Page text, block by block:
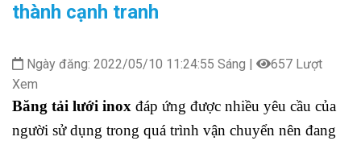
thành cạnh tranh
Ngày đăng: 2022/05/10 11:24:55 Sáng |
657 Lượt
Xem
Băng tải lưới inox đáp ứng được nhiều yêu cầu của
người sử dụng trong quá trình vận chuyển nên đang